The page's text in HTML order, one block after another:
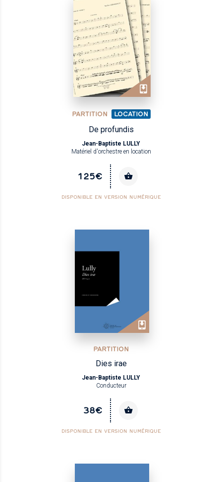
PARTITION LOCATION
De profundis
Jean-Baptiste LULLY
Matériel d'orchestre en location
125€
DISPONIBLE EN VERSION NUMÉRIQUE
PARTITION
Dies irae
Jean-Baptiste LULLY
Conducteur
38€
DISPONIBLE EN VERSION NUMÉRIQUE